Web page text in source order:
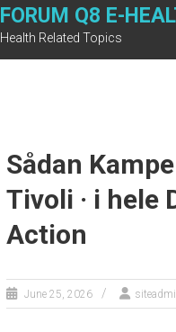
Skip
to
FORUM Q8 E-
Health Related Topics
Sådan
Tivoli · i hele
Action
June 25, 2026